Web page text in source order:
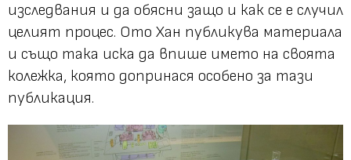
изследвания и да обясни защо и как се е случил
целият процес. Ото Хан публикува материала
и също така иска да впише името на своята
колежка, която допринася особено за тази
публикация.